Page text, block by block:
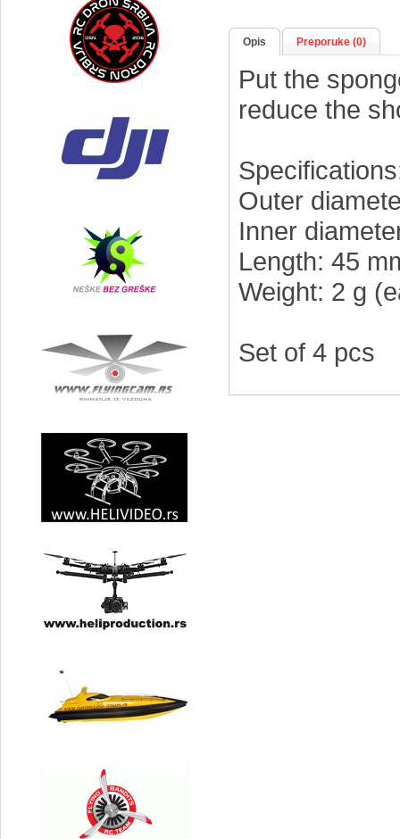
Opis Preporuke (0)
Put the
reduce the
Outer
Inner
Length: 45
Weight: 2 g
Set of 4 pcs